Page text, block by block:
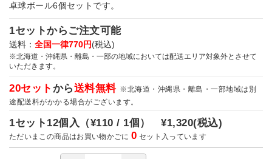
卓球ボール6個セットです。
1セットからご注文可能
送料： 全国一律770円(税込)
※北海道・沖縄県・離島・一部の地域においては配送エリア対象外とさせて
いただきます。
20セット から送料無料 ※北海道・沖縄県・離島・一部地域は別
途配送料がかかる場合がございます。
1セット12個入（¥110 / 1個）¥1,320(税込)
ただいまこの商品はお買い物かごに0 セット入っています